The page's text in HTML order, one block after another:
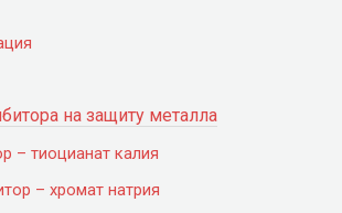
на защиту металла
– тиоцианат калия
– хромат натрия